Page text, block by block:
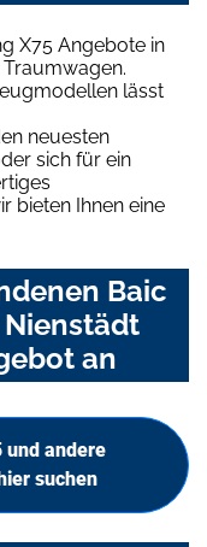
X75 Angebote in
lässt
neuesten
sich für ein
bieten Ihnen eine
Baic
an
und andere
suchen